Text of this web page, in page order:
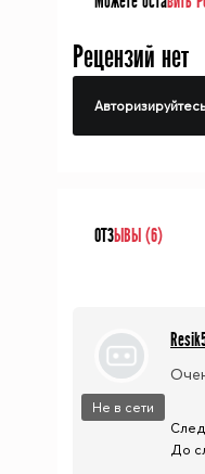
Рецензий нет
ОТЗЫВЫ (6)
Не в сети
До